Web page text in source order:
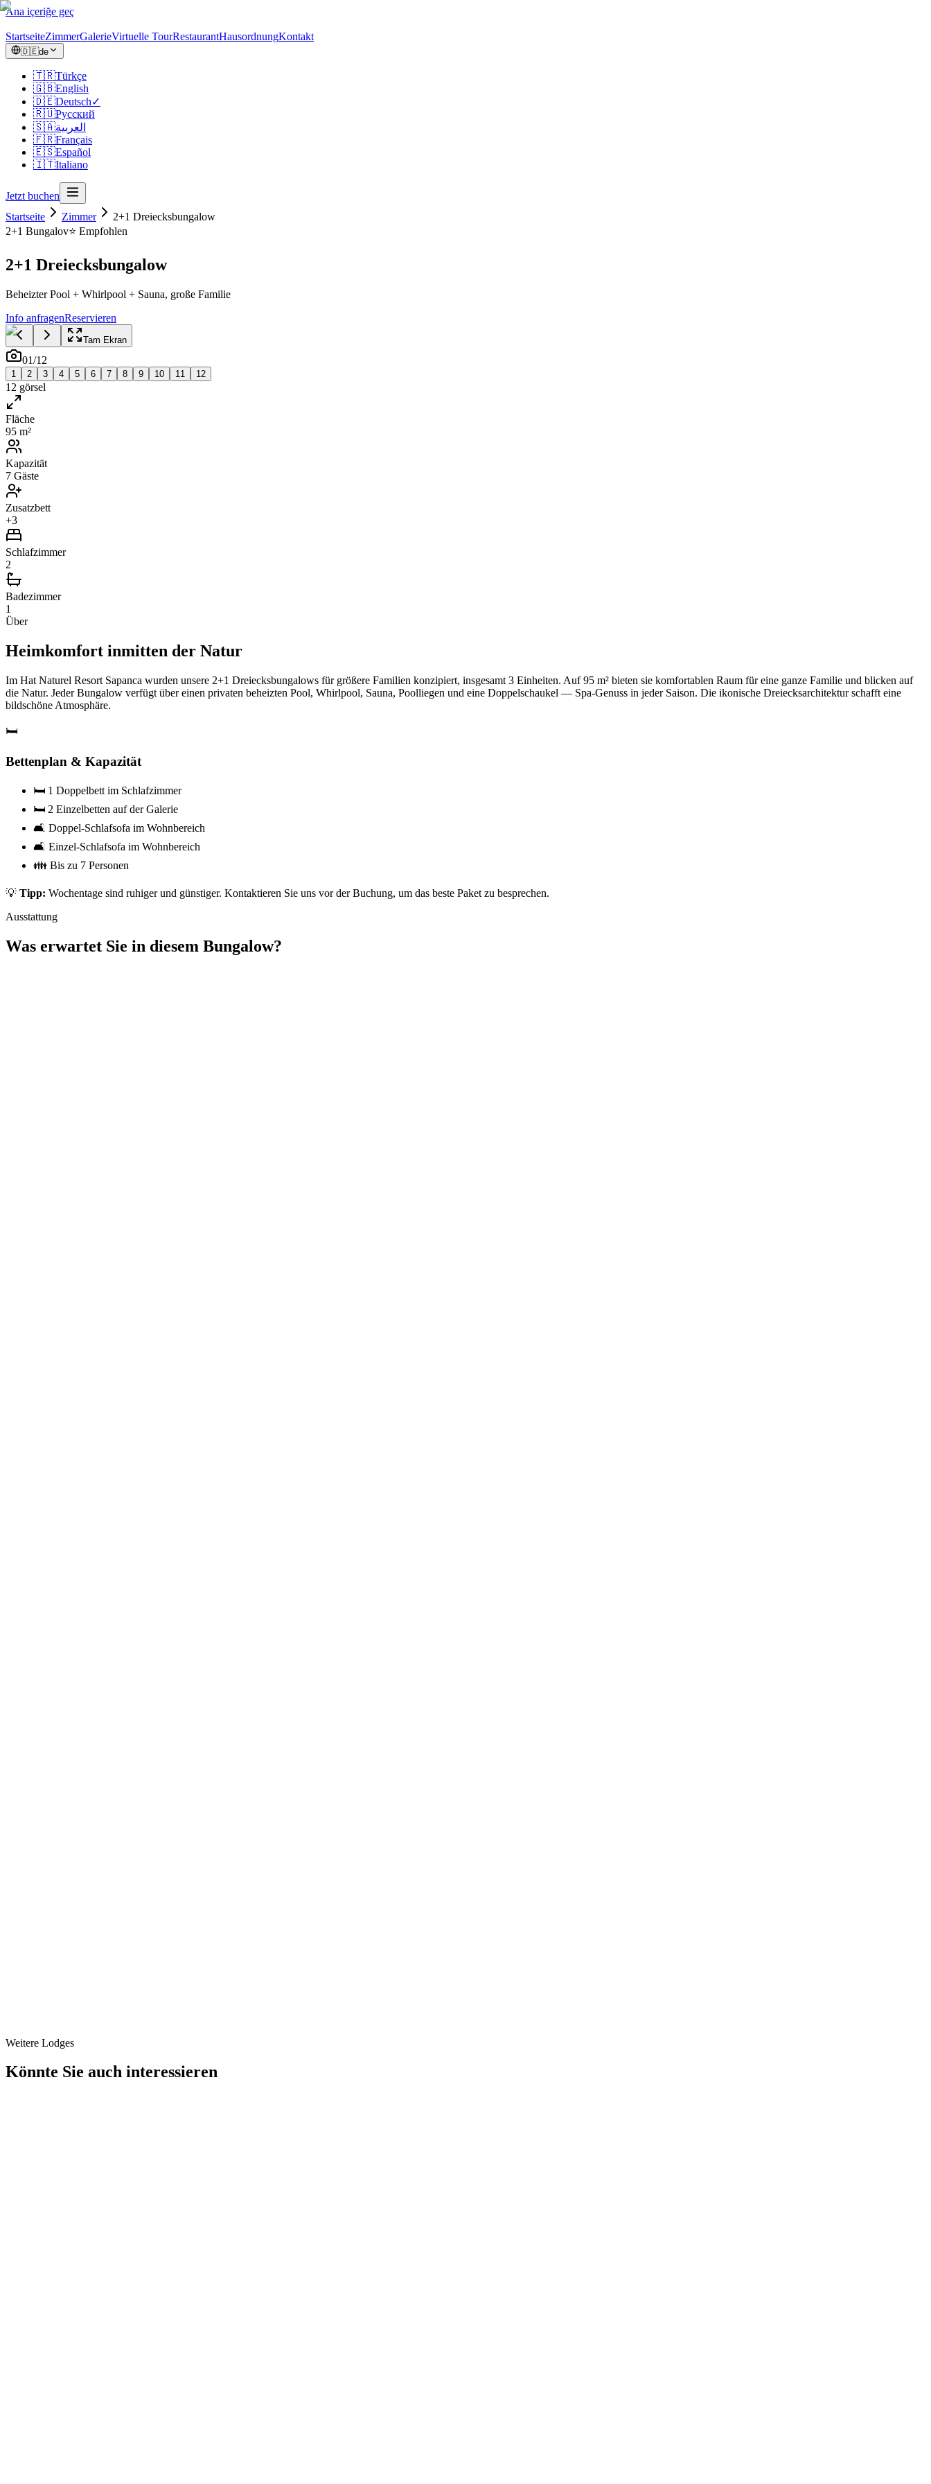
Ana içeriğe geç
StartseiteZimmerGalerieVirtuelle TourRestaurantHausordnungKontakt
🇩🇪de
🇹🇷Türkçe
🇬🇧English
🇩🇪Deutsch✓
🇷🇺Русский
🇸🇦العربية
🇫🇷Français
🇪🇸Español
🇮🇹Italiano
Jetzt buchen
Startseite
Zimmer
2+1 Dreiecksbungalow
2+1 Bungalov⭐ Empfohlen
2+1 Dreiecksbungalow
Beheizter Pool + Whirlpool + Sauna, große Familie
Info anfragenReservieren
Tam Ekran
01/12
1 2 3 4 5 6 7 8 9 10 11 12
12 görsel
Fläche
95 m²
Kapazität
7 Gäste
Zusatzbett
+3
Schlafzimmer
2
Badezimmer
1
Über
Heimkomfort inmitten der Natur
Im Hat Naturel Resort Sapanca wurden unsere 2+1 Dreiecksbungalows für größere Familien konzipiert, insgesamt 3 Einheiten. Auf 95 m² bieten sie komfortablen Raum für eine ganze Familie und blicken auf
die Natur. Jeder Bungalow verfügt über einen privaten beheizten Pool, Whirlpool, Sauna, Poolliegen und eine Doppelschaukel — Spa-Genuss in jeder Saison. Die ikonische Dreiecksarchitektur schafft eine
bildschöne Atmosphäre.
🛏️
Bettenplan & Kapazität
🛏️ 1 Doppelbett im Schlafzimmer
🛏️ 2 Einzelbetten auf der Galerie
🛋️ Doppel-Schlafsofa im Wohnbereich
🛋️ Einzel-Schlafsofa im Wohnbereich
👪 Bis zu 7 Personen
💡 Tipp: Wochentage sind ruhiger und günstiger. Kontaktieren Sie uns vor der Buchung, um das beste Paket zu besprechen.
Ausstattung
Was erwartet Sie in diesem Bungalow?
Weitere Lodges
Könnte Sie auch interessieren